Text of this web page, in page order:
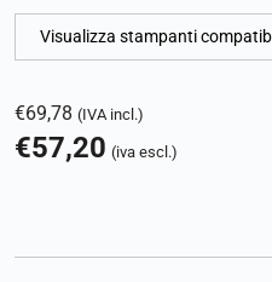
Visualizza stampanti
€69,78 (IVA incl.)
€57,20 (iva escl.)